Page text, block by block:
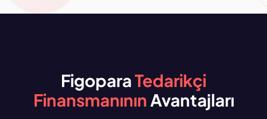
FigoparaTedarikçi
FinansmanınınAvantajları